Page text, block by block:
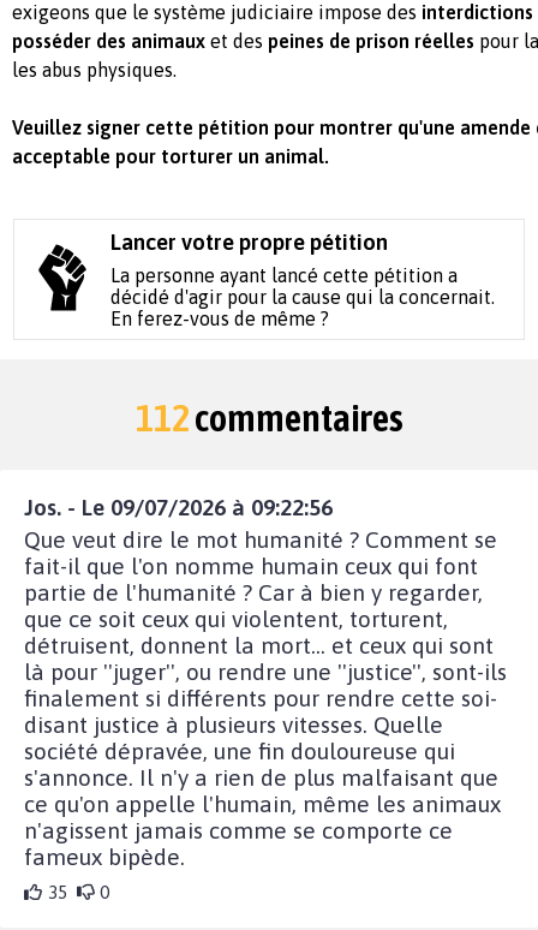
exigeons que le système judiciaire impose des interdictions
posséder des animaux et des peines de prison réelles pour
les abus physiques.
Veuillez signer cette pétition pour montrer qu'une amende
acceptable pour torturer un animal.
Lancer votre propre pétition
La personne ayant lancé cette pétition a
décidé d'agir pour la cause qui la concernait.
En ferez-vous de même ?
112commentaires
Jos. - Le 09/07/2026 à 09:22:56
Que veut dire le mot humanité ? Comment se
fait-il que l'on nomme humain ceux qui font
partie de l'humanité ? Car à bien y regarder,
que ce soit ceux qui violentent, torturent,
détruisent, donnent la mort... et ceux qui sont
là pour ''juger'', ou rendre une ''justice'', sont-ils
finalement si différents pour rendre cette soi-
disant justice à plusieurs vitesses. Quelle
société dépravée, une fin douloureuse qui
s'annonce. Il n'y a rien de plus malfaisant que
ce qu'on appelle l'humain, même les animaux
n'agissent jamais comme se comporte ce
fameux bipède.
35 0